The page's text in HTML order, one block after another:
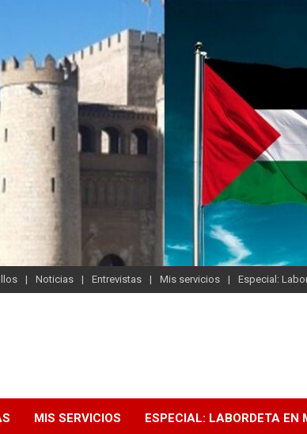
Noticias Entrevistas Mis servicios Especial:
MIS SERVICIOS ESPECIAL: LABORDETA EN